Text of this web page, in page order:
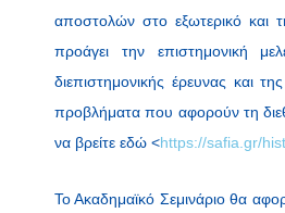
αποστολών στο εξωτερικό και
προάγει την επιστημονική
διεπιστημονικής έρευνας και
προβλήματα που αφορούν τη
να βρείτε εδώ <https://safia.gr/
Το Ακαδημαϊκό Σεμινάριο θα